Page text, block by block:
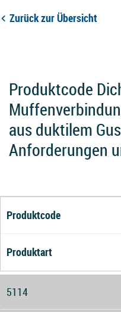
Zurück zur Übersicht
Produktcode
aus duktilem
Anforderungen
Produktcode
Produktart
5114